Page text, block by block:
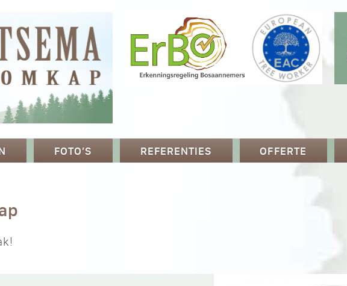
FOTO’S REFERENTIES OFFERTE